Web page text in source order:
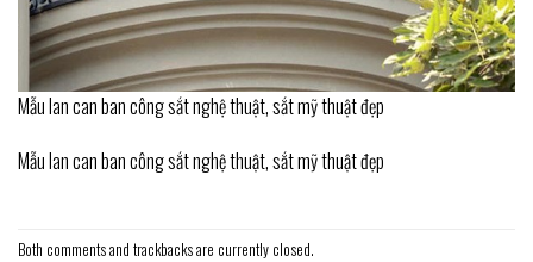
Mẫu lan can ban công sắt nghệ thuật, sắt mỹ thuật đẹp
Mẫu lan can ban công sắt nghệ thuật, sắt mỹ thuật đẹp
Both comments and trackbacks are currently closed.